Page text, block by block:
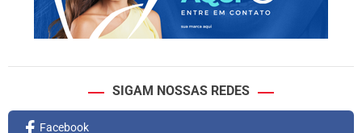
SIGAM NOSSAS REDES
Facebook